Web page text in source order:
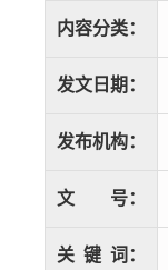
内容分类：
发文日期：
发布机构：
文 号：
关 键 词：